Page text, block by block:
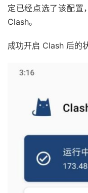
定已经点选了该配置
Clash。
成功开启 Clash 后的